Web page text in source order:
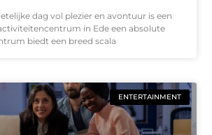
dag vol plezier en avontuur is een
in Ede een absolute
biedt een breed scala
ENTERTAINMENT